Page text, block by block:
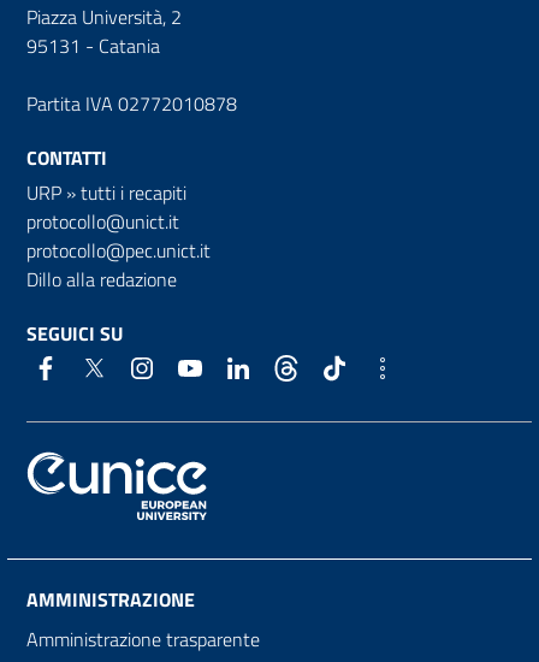
Piazza Università, 2
95131 - Catania
Partita IVA 02772010878
CONTATTI
URP »tutti i recapiti
protocollo@unict.it
protocollo@pec.unict.it
Dillo alla redazione
SEGUICI SU
AMMINISTRAZIONE
Amministrazione trasparente